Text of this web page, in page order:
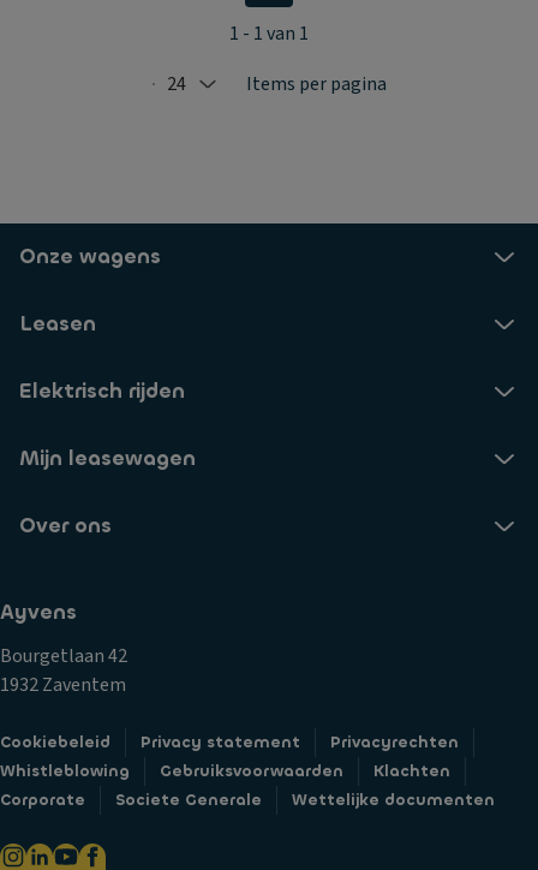
Selected: 24
24 Items per pagina
1 - 1 van 1
Onze wagens
Leasen
Elektrisch rijden
Mijn leasewagen
Over ons
Ayvens
Bourgetlaan 42
1932 Zaventem
Cookiebeleid Privacy statement
Privacyrechten
Whistleblowing
Gebruiksvoorwaarden
Klachten
Corporate
Societe Generale Wettelijke documenten